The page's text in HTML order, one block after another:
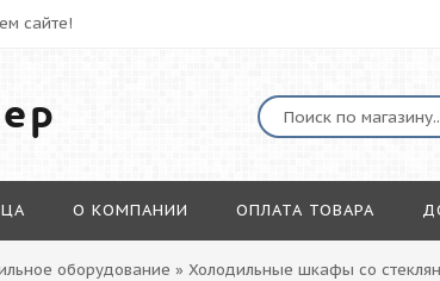
сайте!
О КОМПАНИИ ОПЛАТА ТОВАРА
оборудование » Холодильные шкафы со